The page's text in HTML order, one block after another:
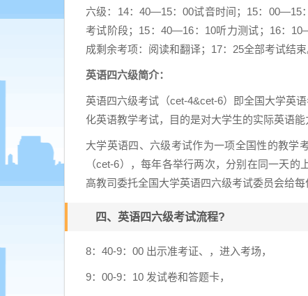
六级：14：40—15：00试音时间；15：00—15
考试阶段；15：40—16：10听力测试；16：
成剩余考项：阅读和翻译；17：25全部考试结束
英语四六级简介：
英语四六级考试（cet-4&cet-6）即全国大学英
化英语教学考试，目的是对大学生的实际英语
大学英语四、六级考试作为一项全国性的教学
（cet-6），每年各举行两次，分别在同一天
高教司委托全国大学英语四六级考试委员会给每
四、英语四六级考试流程?
8：40-9：00 出示准考证、，进入考场，
9：00-9：10 发试卷和答题卡，